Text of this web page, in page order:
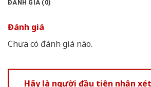
ĐÁNH GIÁ (0)
Đánh giá
Chưa có đánh giá nào.
Hãy là người đầu tiên nhận